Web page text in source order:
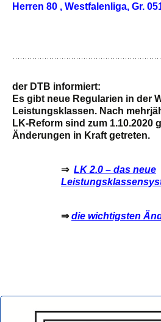
Herren 80 , Westfalenliga, Gr.
der DTB informiert:
Es gibt neue Regularien in der
Leistungsklassen. Nach
LK-Reform sind zum 1.10.2020
Änderungen in Kraft getreten.
⇒ LK 2.0 – das neue
⇒die wichtigsten